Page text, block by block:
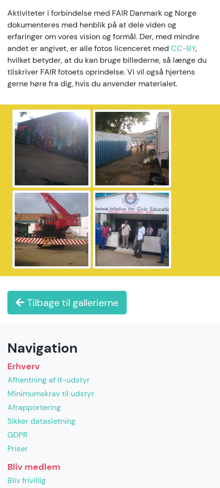
Aktiviteter i forbindelse med FAIR Danmark og Norge
dokumenteres med henblik på at dele viden og
erfaringer om vores vision og formål. Der, med mindre
andet er angivet, er alle fotos licenceret med CC-BY,
hvilket betyder, at du kan bruge billederne, så længe du
tilskriver FAIR fotoets oprindelse. Vi vil også hjertens
gerne høre fra dig, hvis du anvender materialet.
Tilbage til gallerierne
Navigation
Erhverv
Afhentning af it-udstyr
Minimumskrav til udstyr
Afrapportering
Sikker datasletning
GDPR
Priser
Bliv medlem
Bliv frivillig